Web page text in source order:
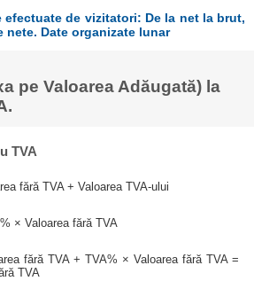
efectuate de vizitatori: De la net la brut,
nete. Date organizate lunar
pe Valoarea Adăugată) la
TVA
fără TVA + Valoarea TVA-ului
× Valoarea fără TVA
fără TVA + TVA% × Valoarea fără TVA =
TVA